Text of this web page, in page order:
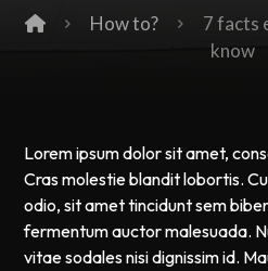
How to?
7 facts
know
Lorem ipsum dolor sit amet,
Cras molestie blandit lobortis.
odio, sit amet tincidunt sem
fermentum auctor malesuada.
vitae sodales nisi dignissim id.